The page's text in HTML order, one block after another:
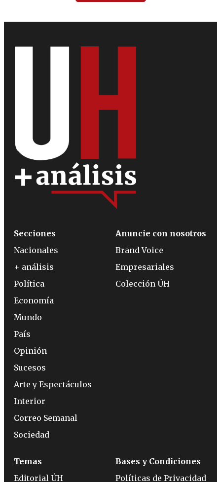
Secciones
Nacionales
+ análisis
Política
Economía
Mundo
País
Opinión
Sucesos
Arte y Espectáculos
Interior
Correo Semanal
Sociedad
Anuncie con nosotros
Brand Voice
Empresariales
Colección ÚH
Temas
Editorial ÚH
Bases y Condiciones
Políticas de Privacidad